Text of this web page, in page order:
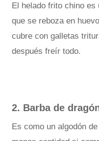
El helado frito chino es
que se reboza en
cubre con galletas
después freír todo.
2. Barba de
Es como un algodón